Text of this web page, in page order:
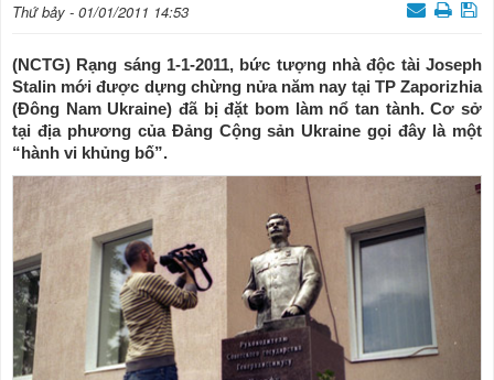
Thứ bảy - 01/01/2011 14:53
(NCTG) Rạng sáng 1-1-2011, bức tượng nhà độc tài Joseph
Stalin mới được dựng chừng nửa năm nay tại TP Zaporizhia
(Đông Nam Ukraine) đã bị đặt bom làm nổ tan tành. Cơ sở
tại địa phương của Đảng Cộng sản Ukraine gọi đây là một
“hành vi khủng bố”.